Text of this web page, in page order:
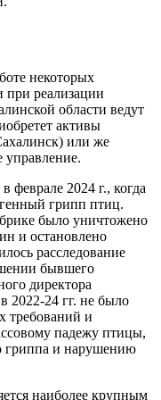
некоторых
при реализации
области ведут
активы
или же
управление.
феврале 2024 г., когда
грипп птиц.
было уничтожено
и остановлено
расследование
бывшего
директора
2022-24 гг. не было
требований и
падежу птицы,
гриппа и нарушению
наиболее крупным